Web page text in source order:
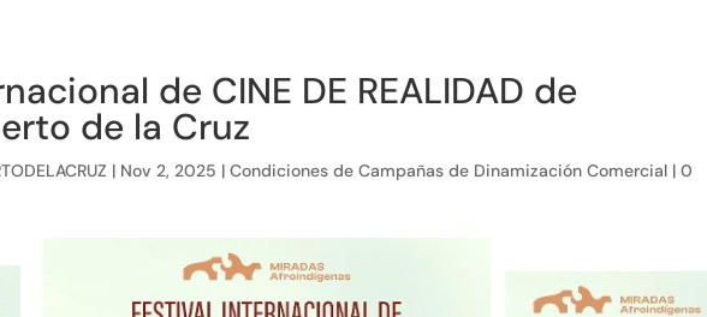
de CINE DE REALIDAD de
de la Cruz
| Nov 2, 2025 |Condiciones de Campañas de Dinamización Comercial |0